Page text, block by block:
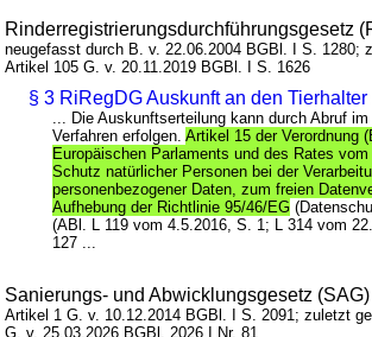
Rinderregistrierungsdurchführungsgesetz
neugefasst durch B. v. 22.06.2004 BGBl. I S. 1280;
Artikel 105 G. v. 20.11.2019 BGBl. I S. 1626
§ 3 RiRegDG Auskunft an den Tierhalter
... Die Auskunftserteilung kann durch Abruf
Verfahren erfolgen.Artikel 15 der Verordnung
Europäischen Parlaments und des Rates
Schutz natürlicher Personen bei der
personenbezogener Daten, zum freien
Aufhebung der Richtlinie 95/46/EG
(ABl. L 119 vom 4.5.2016, S. 1; L 314 vom
127 ...
Sanierungs- und Abwicklungsgesetz (SAG)
Artikel 1 G. v. 10.12.2014 BGBl. I S. 2091; zuletzt
G. v. 25.03.2026 BGBl. 2026 I Nr. 81